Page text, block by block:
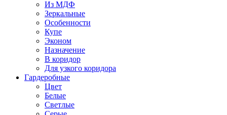
Из МДФ
Зеркальные
Особенности
Купе
Эконом
Назначение
В коридор
Для узкого коридора
Гардеробные
Цвет
Белые
Светлые